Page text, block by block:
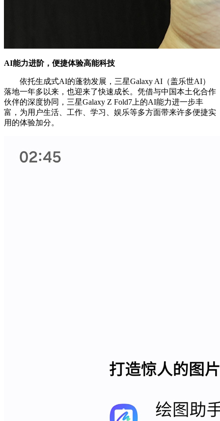
AI能力进阶，便捷体验高能科技
依托生成式AI的蓬勃发展，三星Galaxy AI（盖乐世AI）
落地一年多以来，也迎来了快速成长。凭借与中国本土化合作
伙伴的深度协同，三星Galaxy Z Fold7上的AI能力进一步丰
富，为用户生活、工作、学习、娱乐等多方面带来许多便捷实
用的体验加分。